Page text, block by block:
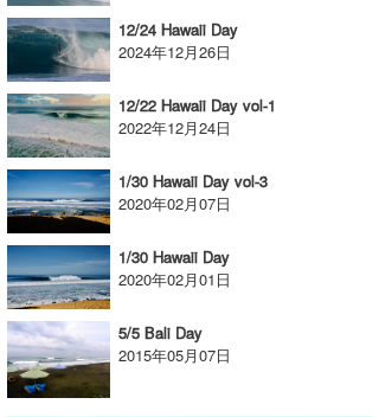
12/24 Hawaii Day
2024年12月26日
12/22 Hawaii Day vol-1
2022年12月24日
1/30 Hawaii Day vol-3
2020年02月07日
1/30 Hawaii Day
2020年02月01日
5/5 Bali Day
2015年05月07日
mitz
OYZ
S.K
Soulman
VAGY
waka☆=
YUKI☆
たっちー
ハンマー